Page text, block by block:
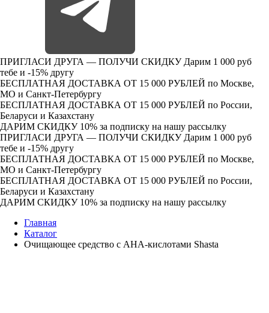
ПРИГЛАСИ ДРУГА — ПОЛУЧИ СКИДКУ Дарим 1 000 руб
тебе и -15% другу
БЕСПЛАТНАЯ ДОСТАВКА ОТ 15 000 РУБЛЕЙ по Москве,
МО и Санкт-Петербургу
БЕСПЛАТНАЯ ДОСТАВКА ОТ 15 000 РУБЛЕЙ по России,
Беларуси и Казахстану
ДАРИМ СКИДКУ 10% за подписку на нашу рассылку
ПРИГЛАСИ ДРУГА — ПОЛУЧИ СКИДКУ Дарим 1 000 руб
тебе и -15% другу
БЕСПЛАТНАЯ ДОСТАВКА ОТ 15 000 РУБЛЕЙ по Москве,
МО и Санкт-Петербургу
БЕСПЛАТНАЯ ДОСТАВКА ОТ 15 000 РУБЛЕЙ по России,
Беларуси и Казахстану
ДАРИМ СКИДКУ 10% за подписку на нашу рассылку
Главная
Каталог
Очищающее средство с AHA-кислотами Shasta